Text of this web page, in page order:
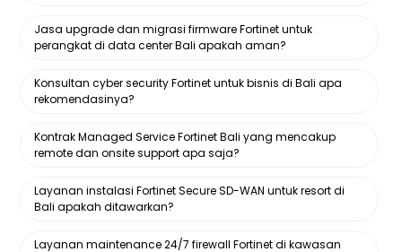
Jasa upgrade dan migrasi firmware Fortinet untuk
perangkat di data center Bali apakah aman?
Konsultan cyber security Fortinet untuk bisnis di Bali apa
rekomendasinya?
Kontrak Managed Service Fortinet Bali yang mencakup
remote dan onsite support apa saja?
Layanan instalasi Fortinet Secure SD-WAN untuk resort di
Bali apakah ditawarkan?
Layanan maintenance 24/7 firewall Fortinet di kawasan